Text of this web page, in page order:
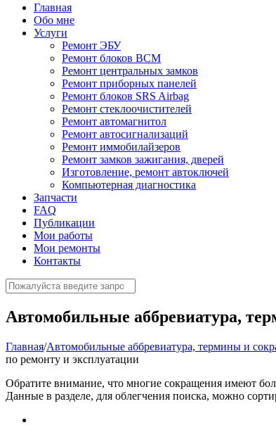
Главная
Обо мне
Услуги
Ремонт ЭБУ
Ремонт блоков BCМ
Ремонт центральных замков
Ремонт приборных панелей
Ремонт блоков SRS Airbag
Ремонт стеклоочистителей
Ремонт автомагнитол
Ремонт автосигнализаций
Ремонт иммобилайзеров
Ремонт замков зажигания, дверей
Изготовление, ремонт автоключей
Компьютерная диагностика
Запчасти
FAQ
Публикации
Мои работы
Мои ремонты
Контакты
Автомобильные аббревиатура,
Главная/Автомобильные аббревиатура, термины и
по ремонту и эксплуатации
Обратите внимание, что многие сокращения имеют
Данные в разделе, для облегчения поиска, можно